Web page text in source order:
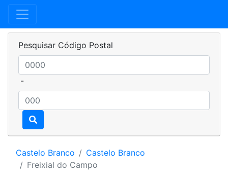
Pesquisar Código Postal
-
Castelo Branco
Castelo Branco
Freixial do Campo